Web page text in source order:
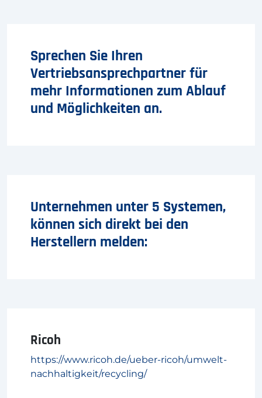
Sprechen Sie Ihren
Vertriebsansprechpartner für
mehr Informationen zum Ablauf
und Möglichkeiten an.
Unternehmen unter 5 Systemen,
können sich direkt bei den
Herstellern melden:
Ricoh
https://www.ricoh.de/ueber-ricoh/umwelt-
nachhaltigkeit/recycling/